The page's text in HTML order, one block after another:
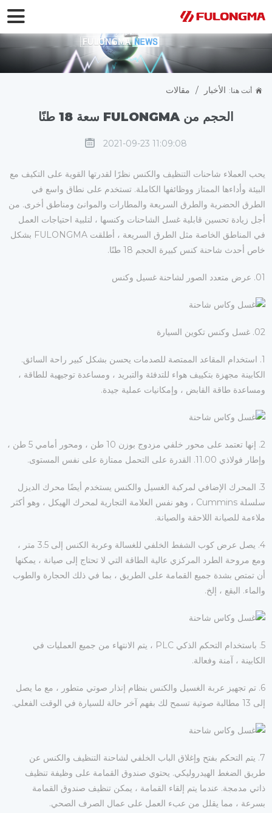
أنت هنا: الأخبار / مقالات
تكوين وتقييم أحدث شاحنة غسيل وكسح كبيرة
الحجم من FULONGMA سعة 18 طنًا
2021-09-23 11:09:08
يحب العملاء شاحنات التنظيف والكنس نظرًا لقدرتها القوية على التكيف مع
البيئة وأداءها الممتاز ووظائفها الكاملة. تستخدم على نطاق واسع في
الطرق الحضرية والطرق السريعة والمطارات والموانئ ومناطق أخرى. من
أجل زيادة تحسين قابلية غسل الشاحنات وكنسها ، لتلبية احتياجات العمل
في المناطق الخاصة مثل الطرق السريعة ، أطلقت FULONGMA بشكل
خاص أحدث شاحنة كنس كبيرة الحجم 18 طنًا.
01. عرض متعدد الصور لشاحنة غسيل وكنس
02. غسل وكنس تكوين السيارة
1. استخدام المقاعد الممتصة للصدمات يحسن بشكل كبير راحة السائق.
الكابينة مجهزة بتكييف هواء للتدفئة والتبريد ، ومساعدة توجيهية للطاقة ،
ومساعدة طاقة القابض ، وإمكانيات عملية جيدة.
2. إنها تعتمد على محور خلفي مزدوج بوزن 10 طن ، ومحور أمامي 5 طن ،
وإطار فولاذي 11.00. القدرة على التحمل ممتازة على نفس المستوى.
3. المحرك الإضافي لمركبة الغسيل والكنس يستخدم أيضًا محرك الديزل
سلسلة Cummins ، وهو نفس العلامة التجارية لمحرك الهيكل ، وهو أكثر
ملاءمة للصيانة اللاحقة والصيانة.
4. يصل عرض كوب الشفط الخلفي للغسالة وعربة الكنس إلى 3.5 متر ،
ومع مروحة الطرد المركزي عالية الطاقة التي لا تحتاج إلى صيانة ، يمكنها
أن تمتص بشدة جميع القمامة على الطريق ، بما في ذلك الحجارة والطوب
والماء. البقع ، إلخ.
5. باستخدام التحكم الذكي PLC ، يتم الانتهاء من جميع العمليات في
الكابينة ، آمنة وفعالة.
6. تم تجهيز عربة الغسيل والكنس بنظام إنذار صوتي متطور ، مع ما يصل
إلى 13 مطالبة صوتية تسمح لك بفهم آخر حالة للسيارة في الوقت الفعلي.
7. يتم التحكم بفتح وإغلاق الباب الخلفي لشاحنة التنظيف والكنس عن
طريق الضغط الهيدروليكي. يحتوي صندوق القمامة على وظيفة تنظيف
ذاتي مدمجة. عندما يتم إلقاء القمامة ، يمكن تنظيف صندوق القمامة
بسرعة ، مما يقلل من عبء العمل على عمال الصرف الصحي.